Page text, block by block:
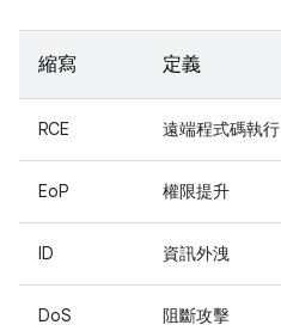
縮寫 定義
RCE 遠端程式碼執行
EoP 權限提升
ID 資訊外洩
DoS 阻斷攻擊